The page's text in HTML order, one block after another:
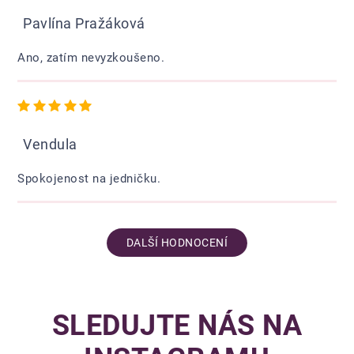
Pavlína Pražáková
Ano, zatím nevyzkoušeno.
Vendula
Hodnocení obchodu je 5 z 5 hvězdiček.
Spokojenost na jedničku.
DALŠÍ HODNOCENÍ
SLEDUJTE NÁS NA